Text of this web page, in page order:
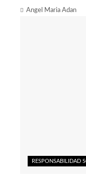
Angel Maria Adan
RESPONSABILIDAD